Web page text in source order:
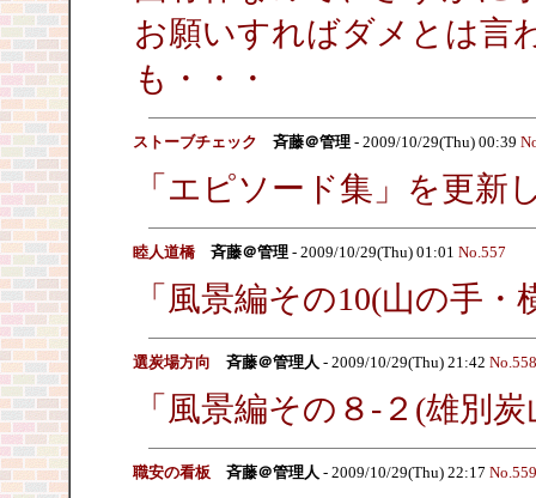
お願いすればダメとは言
も・・・
ストーブチェック 斉藤＠管理- 2009/10/29(Thu) 00:39
「エピソード集」を更新
睦人道橋 斉藤＠管理- 2009/10/29(Thu) 01:01 No.557
「風景編その10(山の手
選炭場方向 斉藤＠管理人 - 2009/10/29(Thu) 21:42 No.558
「風景編その８-２(雄別
職安の看板 斉藤＠管理人 - 2009/10/29(Thu) 22:17 No.559